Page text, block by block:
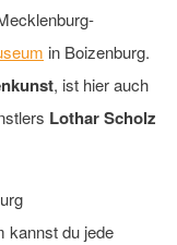
in Boizenburg.
, ist hier auch
Lothar Scholz
kannst du jede